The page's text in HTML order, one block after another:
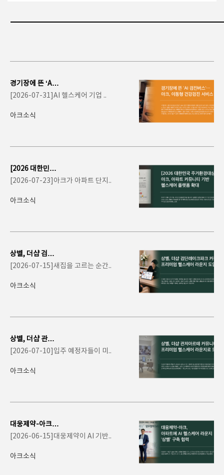
경기장에 뜬 ‘AI
검진버스’…아크,
이동형 건강검진..
[2026-07-31]AI 헬스케어 기업 ..
아크소식
[2026 대한민국
주거환경대상] 아
크, 아파트 커뮤
니티..
[2026-07-23]아크가 아파트 단지..
아크소식
상벨, 더샵 검단
레이크파크 커뮤
니티에 프리미엄
헬스..
[2026-07-15]새집을 고르는 순간..
아크소식
상벨, 더샵 관저
아르테 커뮤니티
에 프리미엄 헬스
케어..
[2026-07-10]입주 예정자들이 미..
아크소식
대웅제약-아크,
아파트에 AI 헬스
케어 라운지 '..
[2026-06-15]대웅제약이 AI 기반..
아크소식